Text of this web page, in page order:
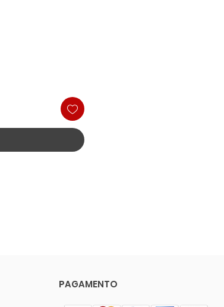
PAGAMENTO